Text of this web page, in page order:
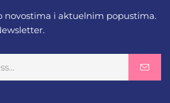
novostima i aktuelnim popustima.